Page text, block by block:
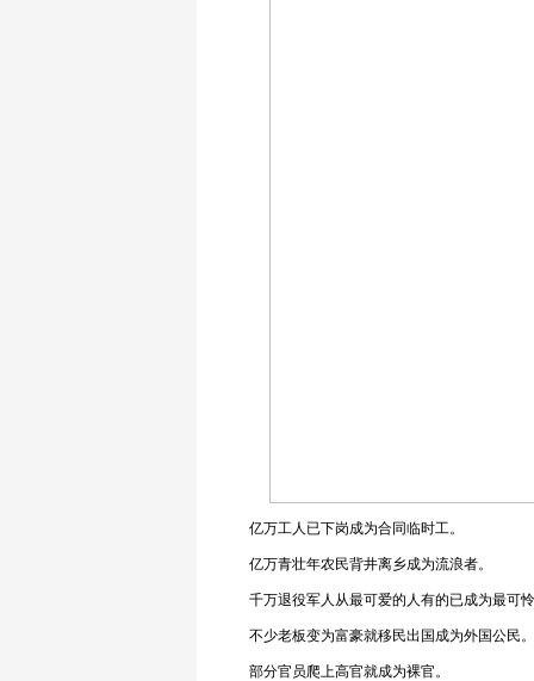
亿万工人已下岗成为合同临时工。
亿万青壮年农民背井离乡成为流浪者。
千万退役军人从最可爱的人有的已成为最可
不少老板变为富豪就移民出国成为外国公民。
部分官员爬上高官就成为裸官。